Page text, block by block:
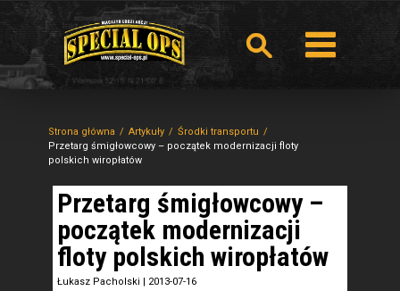
Strona główna Artykuły
Środki transportu
Przetarg śmigłowcowy – początek modernizacji floty
polskich wiropłatów
Przetarg śmigłowcowy –
początek modernizacji
floty polskich wiropłatów
Łukasz Pacholski | 2013-07-16